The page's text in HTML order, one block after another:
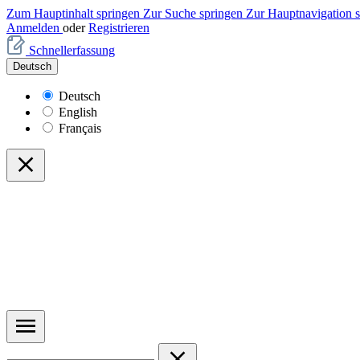
Zum Hauptinhalt springen Zur Suche springen Zur Hauptnavigation
Anmelden oder Registrieren
Schnellerfassung
Deutsch
Deutsch
English
Français